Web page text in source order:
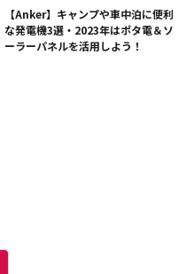
【Anker】キャンプや車中泊に便利
な発電機3選・2023年はポタ電＆ソ
ーラーパネルを活用しよう！